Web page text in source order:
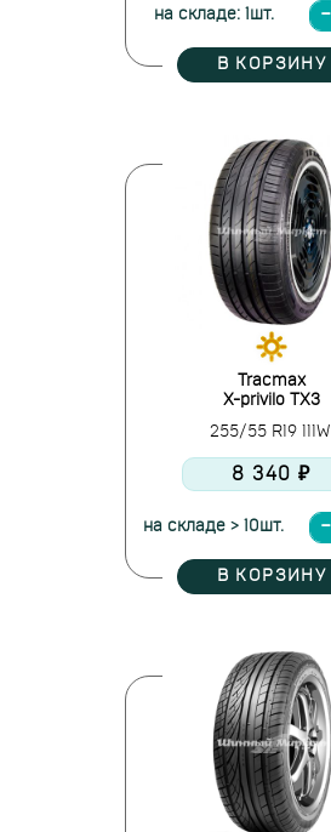
на складе: 1шт.
В КОРЗИНУ
Tracmax
X-privilo TX3
255/55 R19 111W
8 340 ₽
на складе > 10шт.
В КОРЗИНУ